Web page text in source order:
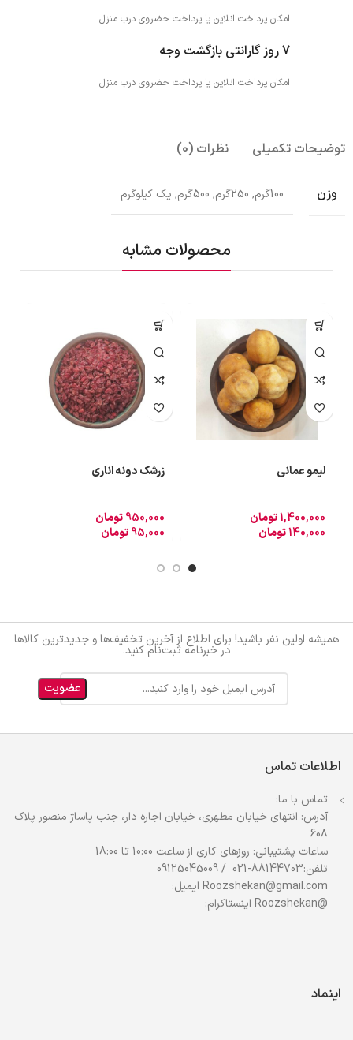
امکان پرداخت انلاین یا پرداخت حضروی درب منزل
7 روز گارانتی بازگشت وجه
امکان پرداخت انلاین یا پرداخت حضروی درب منزل
توضیحات تکمیلی نظرات (0)
وزن 100گرم, 250گرم, 500گرم, یک کیلوگرم
محصولات مشابه
لیمو عمانی
1,400,000تومان –
140,000تومان
زرشک دونه اناری
950,000تومان –
95,000تومان
همیشه اولین نفر باشید! برای اطلاع از آخرین تخفیف‌ها و جدیدترین کالاها
در خبرنامه ثبت‌نام کنید.
اطلاعات تماس
تماس با ما:
آدرس: انتهای خیابان مطهری، خیابان اجاره دار، جنب پاساژ منصور پلاک
608
ساعات پشتیبانی: روزهای کاری از ساعت 10:00 تا 18:00
تلفن:88144703-021 / 09125045009
Roozshekan@gmail.com ایمیل:
@Roozshekan اینستاکرام:
اینماد